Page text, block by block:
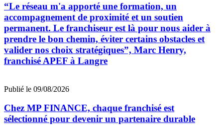
“Le réseau m'a apporté une formation, un
accompagnement de proximité et un soutien
permanent. Le franchiseur est là pour nous aider à
prendre le bon chemin, éviter certains obstacles et
valider nos choix stratégiques”, Marc Henry,
franchisé APEF à Langre
Publié le 09/08/2026
Chez MP FINANCE, chaque franchisé est
sélectionné pour devenir un partenaire durable